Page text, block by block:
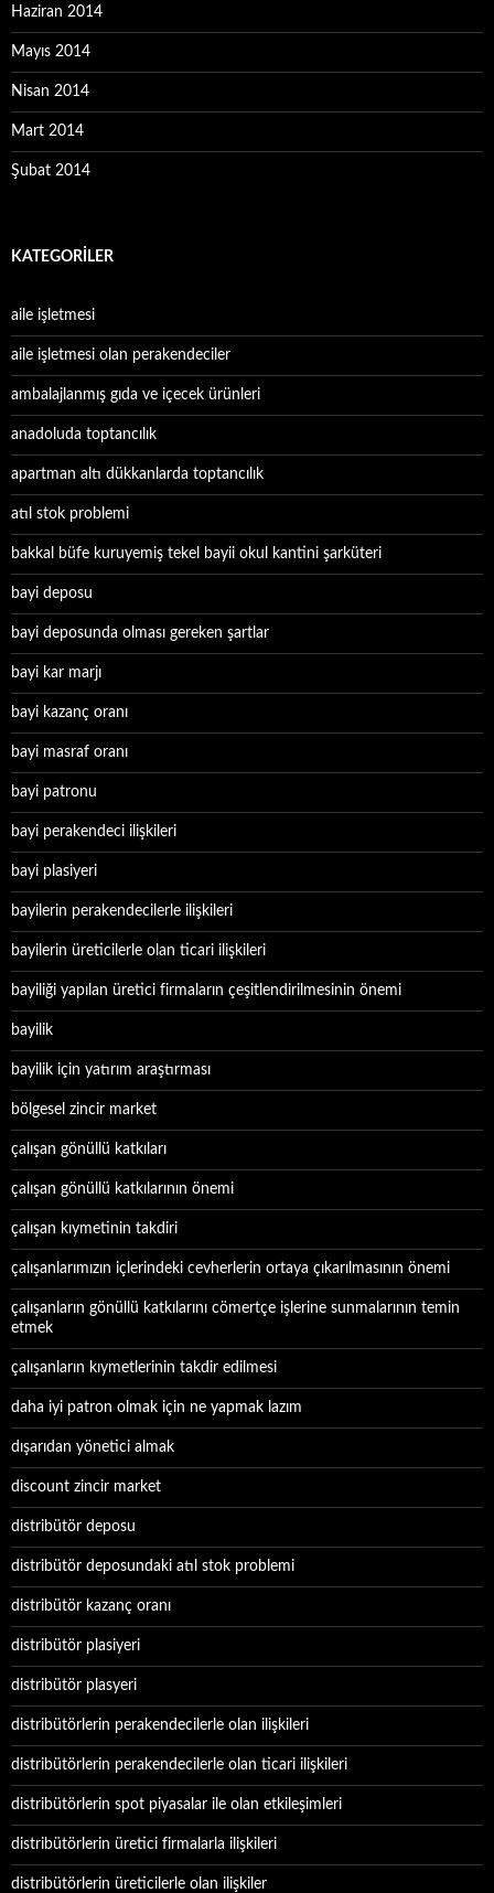
Haziran 2014
Mayıs 2014
Nisan 2014
Mart 2014
Şubat 2014
KATEGORILER
aile işletmesi
aile işletmesi olan perakendeciler
ambalajlanmış gıda ve içecek ürünleri
anadoluda toptancılık
apartman altı dükkanlarda toptancılık
atıl stok problemi
bakkal büfe kuruyemiş tekel bayii okul kantini şarküteri
bayi deposu
bayi deposunda olması gereken şartlar
bayi kar marjı
bayi kazanç oranı
bayi masraf oranı
bayi patronu
bayi perakendeci ilişkileri
bayi plasiyeri
bayilerin perakendecilerle ilişkileri
bayilerin üreticilerle olan ticari ilişkileri
bayiliği yapılan üretici firmaların çeşitlendirilmesinin önemi
bayilik
bayilik için yatırım araştırması
bölgesel zincir market
çalışan gönüllü katkıları
çalışan gönüllü katkılarının önemi
çalışan kıymetinin takdiri
çalışanlarımızın içlerindeki cevherlerin ortaya çıkarılmasının önemi
çalışanların gönüllü katkılarını cömertçe işlerine sunmalarının temin
etmek
çalışanların kıymetlerinin takdir edilmesi
daha iyi patron olmak için ne yapmak lazım
dışarıdan yönetici almak
discount zincir market
distribütör deposu
distribütör deposundaki atıl stok problemi
distribütör kazanç oranı
distribütör plasiyeri
distribütör plasyeri
distribütörlerin perakendecilerle olan ilişkileri
distribütörlerin perakendecilerle olan ticari ilişkileri
distribütörlerin spot piyasalar ile olan etkileşimleri
distribütörlerin üretici firmalarla ilişkileri
distribütörlerin üreticilerle olan ilişkiler